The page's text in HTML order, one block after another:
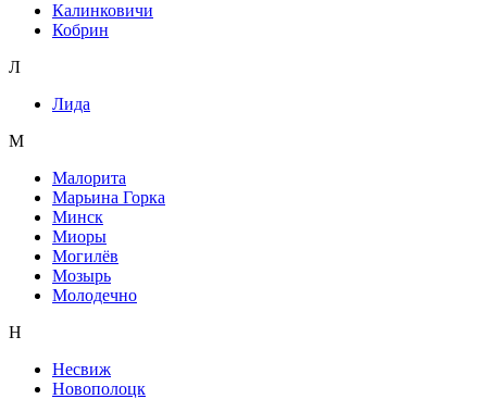
Калинковичи
Кобрин
Л
Лида
М
Малорита
Марьина Горка
Минск
Миоры
Могилёв
Мозырь
Молодечно
Н
Несвиж
Новополоцк